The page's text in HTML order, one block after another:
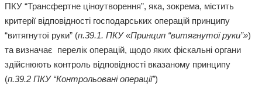
ПКУ “Трансфертне ціноутворення”, яка, зокрема, містить
критерії відповідності господарських операцій принципу
“витягнутої руки” (п.39.1. ПКУ «Принцип “витягнутої руки”»)
та визначає перелік операцій, щодо яких фіскальні органи
здійснюють контроль відповідності вказаному принципу
(п.39.2 ПКУ “Контрольовані операції”)